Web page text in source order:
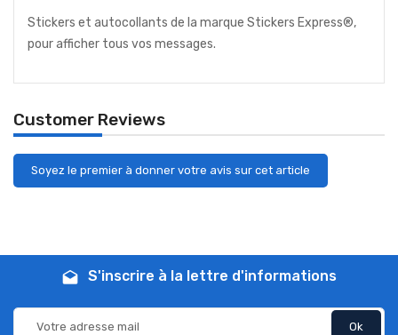
Stickers et autocollants de la marque Stickers Express®,
pour afficher tous vos messages.
Customer Reviews
Soyez le premier à donner votre avis sur cet article
drafts S'inscrire à la lettre d'informations